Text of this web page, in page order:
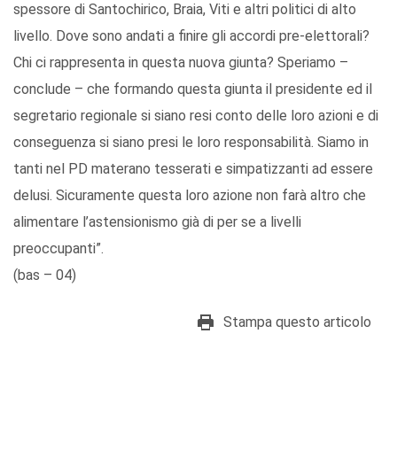
spessore di Santochirico, Braia, Viti e altri politici di alto
livello. Dove sono andati a finire gli accordi pre-elettorali?
Chi ci rappresenta in questa nuova giunta? Speriamo –
conclude – che formando questa giunta il presidente ed il
segretario regionale si siano resi conto delle loro azioni e di
conseguenza si siano presi le loro responsabilità. Siamo in
tanti nel PD materano tesserati e simpatizzanti ad essere
delusi. Sicuramente questa loro azione non farà altro che
alimentare l’astensionismo già di per se a livelli
preoccupanti”.
(bas – 04)
Stampa questo articolo